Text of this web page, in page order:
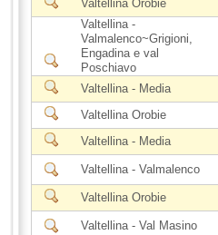
Valtellina Orobie
Valtellina -
Valmalenco~Grigioni,
Engadina e val
Poschiavo
Valtellina - Media
Valtellina Orobie
Valtellina - Media
Valtellina - Valmalenco
Valtellina Orobie
Valtellina - Val Masino